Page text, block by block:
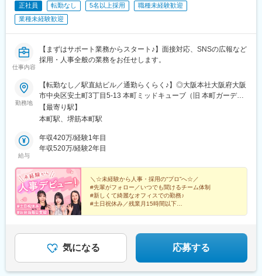
正社員 転勤なし 5名以上採用
職種未経験歓迎
業種未経験歓迎
仕事内容
【まずはサポート業務からスタート♪】面接対応、SNSの広報など
採用・人事全般の業務をお任せします。
勤務地
【転勤なし／駅直結ビル／通勤らくらく♪】◎大阪本社大阪府大阪
市中央区安土町3丁目5-13 本町ミッドキューブ（旧 本町ガーデン
シティテラス）11階＜アクセス＞・大阪メトロ御堂筋線「本町
駅」地下直結・大阪メトロ中央線「本町駅」地下直結・大阪メト
【最寄り駅】
本町駅、堺筋本町駅
給与
年収420万/経験1年目
年収520万/経験2年目
＼☆未経験から人事・採用の“プロ”へ☆／
#先輩がフォロー／いつでも聞けるチーム体制
#新しくて綺麗なオフィスでの勤務♪
#土日祝休み／残業月15時間以下
気になる 応募する